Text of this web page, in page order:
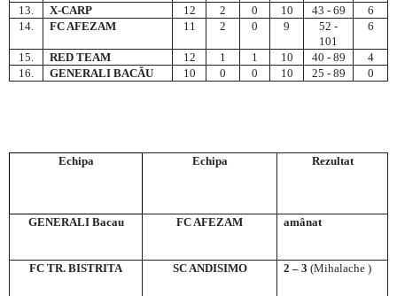
13.
X-CARP 12 2 0 10 43 - 69
6
14.
FC AFEZAM 11 2 0 9
52 -
101
6
15. RED TEAM 12 1 1 10 40 - 89
4
16.
GENERALIBACĂU 10 0 0 10 25 - 89 0
Echipa Echipa Rezultat
GENERALI Bacau FC AFEZAM amânat
FC TR. BISTRITA SC ANDISIMO 2 – 3(Mihalache )